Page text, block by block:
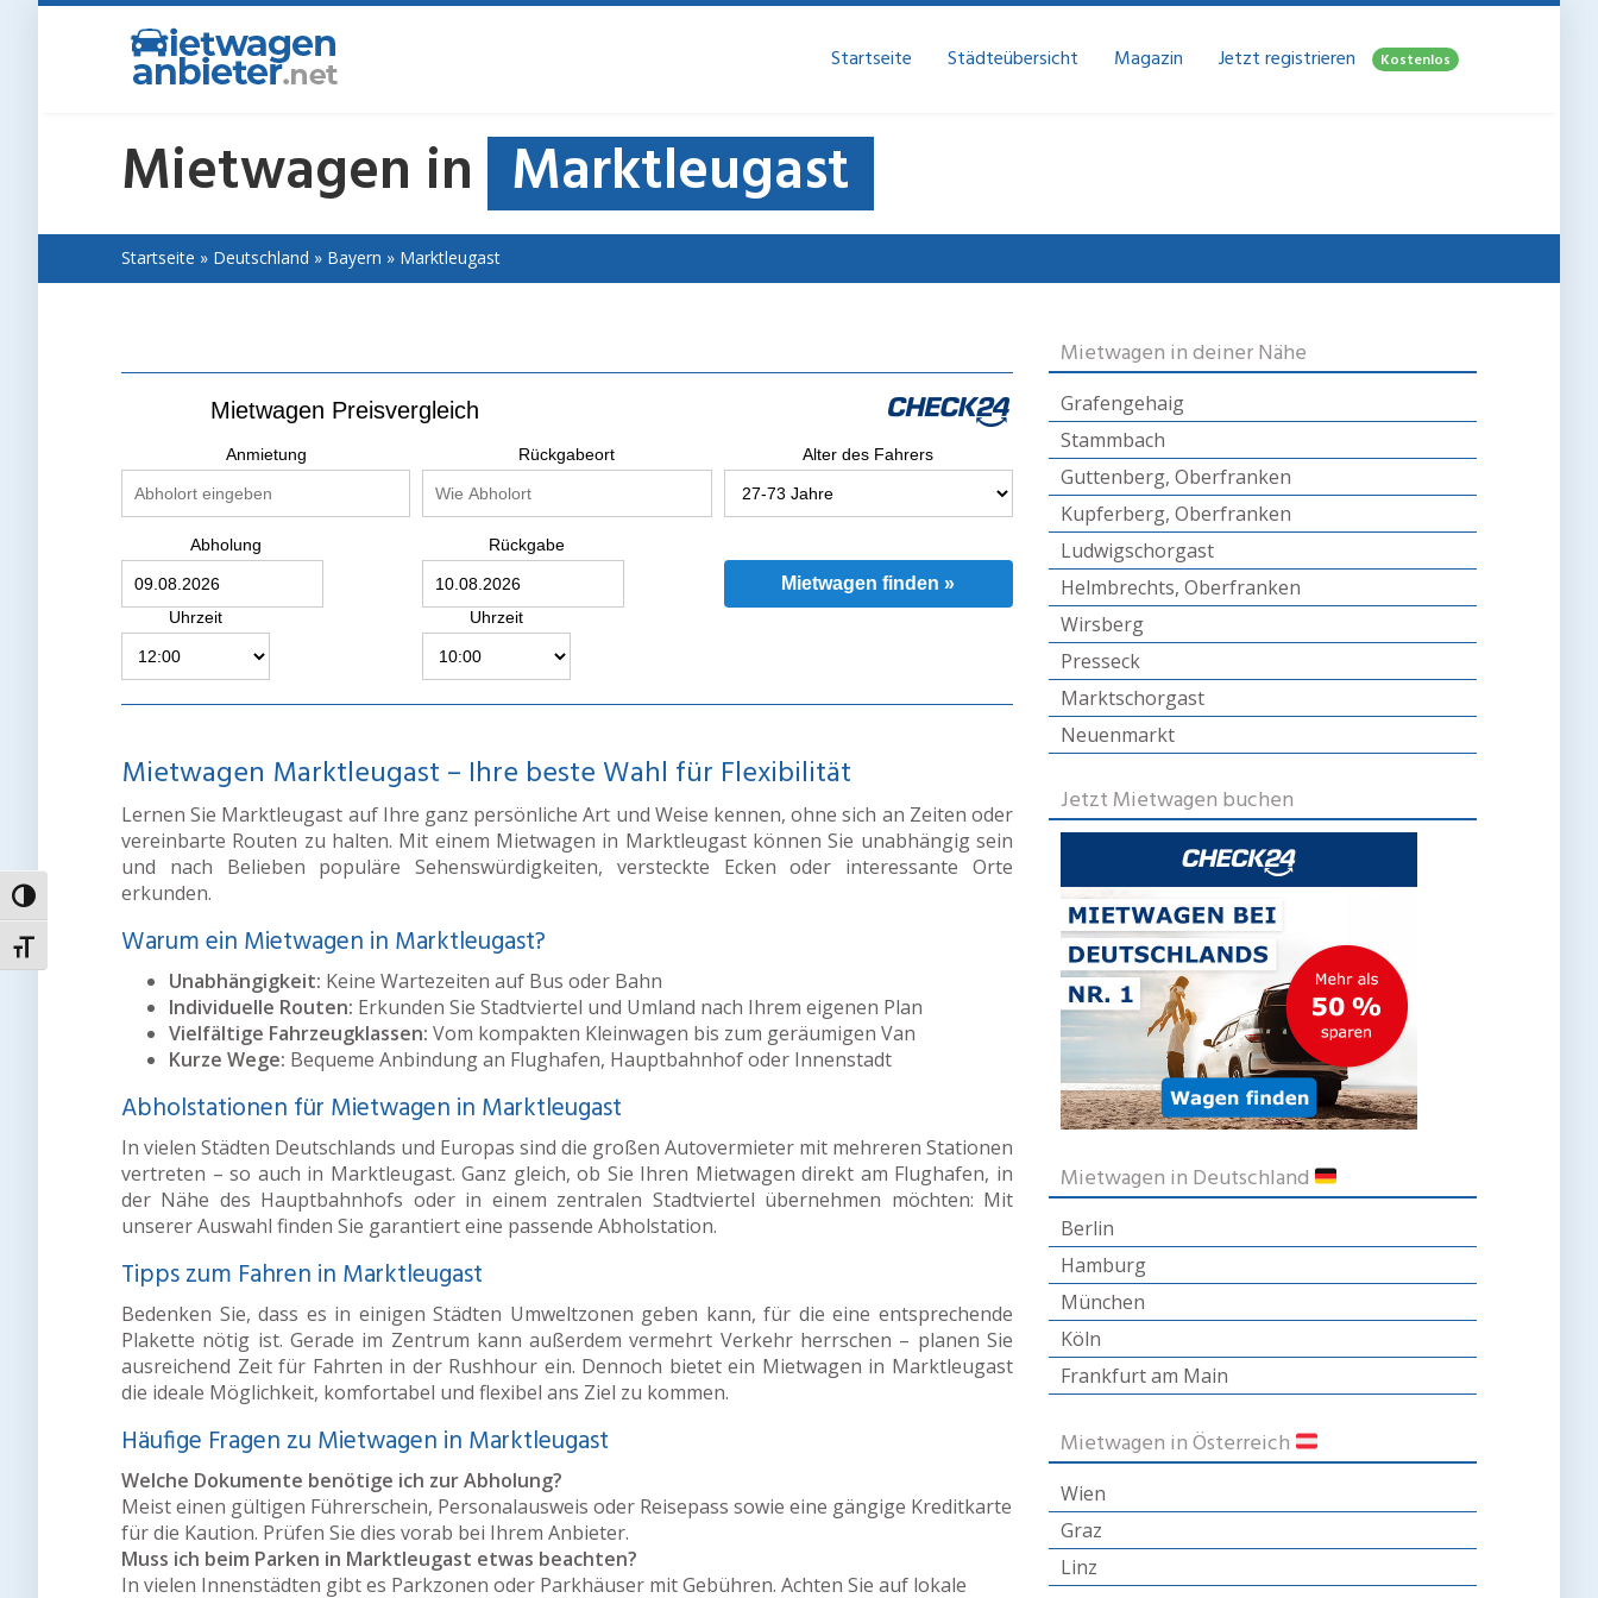
Umschalten auf hohe Kontraste
Schrift vergrößern
Startseite Städteübersicht Magazin Jetzt registrieren Kostenlos
Mietwagen in Marktleugast
Startseite » Deutschland » Bayern » Marktleugast
Mietwagen Preisvergleich
Anmietung Rückgabeort Alter des Fahrers
Abholung
Uhrzeit
Rückgabe
Uhrzeit
Mietwagen finden »
Mietwagen Marktleugast – Ihre beste Wahl für Flexibilität
Lernen Sie Marktleugast auf Ihre ganz persönliche Art und Weise kennen, ohne sich an Zeiten oder
vereinbarte Routen zu halten. Mit einem Mietwagen in Marktleugast können Sie unabhängig sein
und nach Belieben populäre Sehenswürdigkeiten, versteckte Ecken oder interessante Orte
erkunden.
Warum ein Mietwagen in Marktleugast?
Unabhängigkeit: Keine Wartezeiten auf Bus oder Bahn
Individuelle Routen: Erkunden Sie Stadtviertel und Umland nach Ihrem eigenen Plan
Vielfältige Fahrzeugklassen: Vom kompakten Kleinwagen bis zum geräumigen Van
Kurze Wege: Bequeme Anbindung an Flughafen, Hauptbahnhof oder Innenstadt
Abholstationen für Mietwagen in Marktleugast
In vielen Städten Deutschlands und Europas sind die großen Autovermieter mit mehreren Stationen
vertreten – so auch in Marktleugast. Ganz gleich, ob Sie Ihren Mietwagen direkt am Flughafen, in
der Nähe des Hauptbahnhofs oder in einem zentralen Stadtviertel übernehmen möchten: Mit
unserer Auswahl finden Sie garantiert eine passende Abholstation.
Tipps zum Fahren in Marktleugast
Bedenken Sie, dass es in einigen Städten Umweltzonen geben kann, für die eine entsprechende
Plakette nötig ist. Gerade im Zentrum kann außerdem vermehrt Verkehr herrschen – planen Sie
ausreichend Zeit für Fahrten in der Rushhour ein. Dennoch bietet ein Mietwagen in Marktleugast
die ideale Möglichkeit, komfortabel und flexibel ans Ziel zu kommen.
Häufige Fragen zu Mietwagen in Marktleugast
Welche Dokumente benötige ich zur Abholung?
Meist einen gültigen Führerschein, Personalausweis oder Reisepass sowie eine gängige Kreditkarte
für die Kaution. Prüfen Sie dies vorab bei Ihrem Anbieter.
Muss ich beim Parken in Marktleugast etwas beachten?
In vielen Innenstädten gibt es Parkzonen oder Parkhäuser mit Gebühren. Achten Sie auf lokale
Mietwagen in deiner Nähe
Grafengehaig
Stammbach
Guttenberg, Oberfranken
Kupferberg, Oberfranken
Ludwigschorgast
Helmbrechts, Oberfranken
Wirsberg
Presseck
Marktschorgast
Neuenmarkt
Jetzt Mietwagen buchen
Mietwagen in Deutschland
Berlin
Hamburg
München
Köln
Frankfurt am Main
Mietwagen in Österreich
Wien
Graz
Linz